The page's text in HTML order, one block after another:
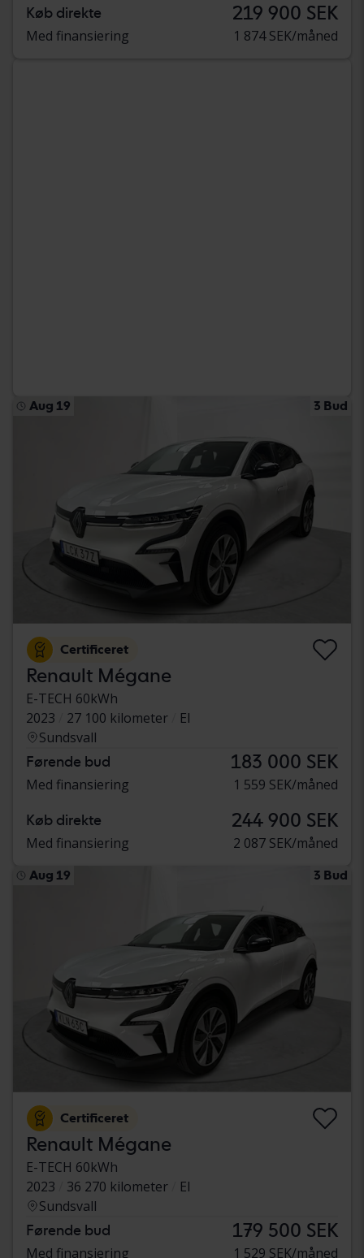
Køb direkte 219 900 SEK
Med finansiering 1 874 SEK/måned
Aug 19 3 Bud
Certificeret
Renault Mégane
E-TECH 60kWh
2023
27 100 kilometer
El
Sundsvall
Førende bud 183 000 SEK
Med finansiering 1 559 SEK/måned
Køb direkte 244 900 SEK
Med finansiering 2 087 SEK/måned
Aug 19 3 Bud
Certificeret
Renault Mégane
E-TECH 60kWh
2023
36 270 kilometer
El
Sundsvall
Førende bud 179 500 SEK
Med finansiering 1 529 SEK/måned